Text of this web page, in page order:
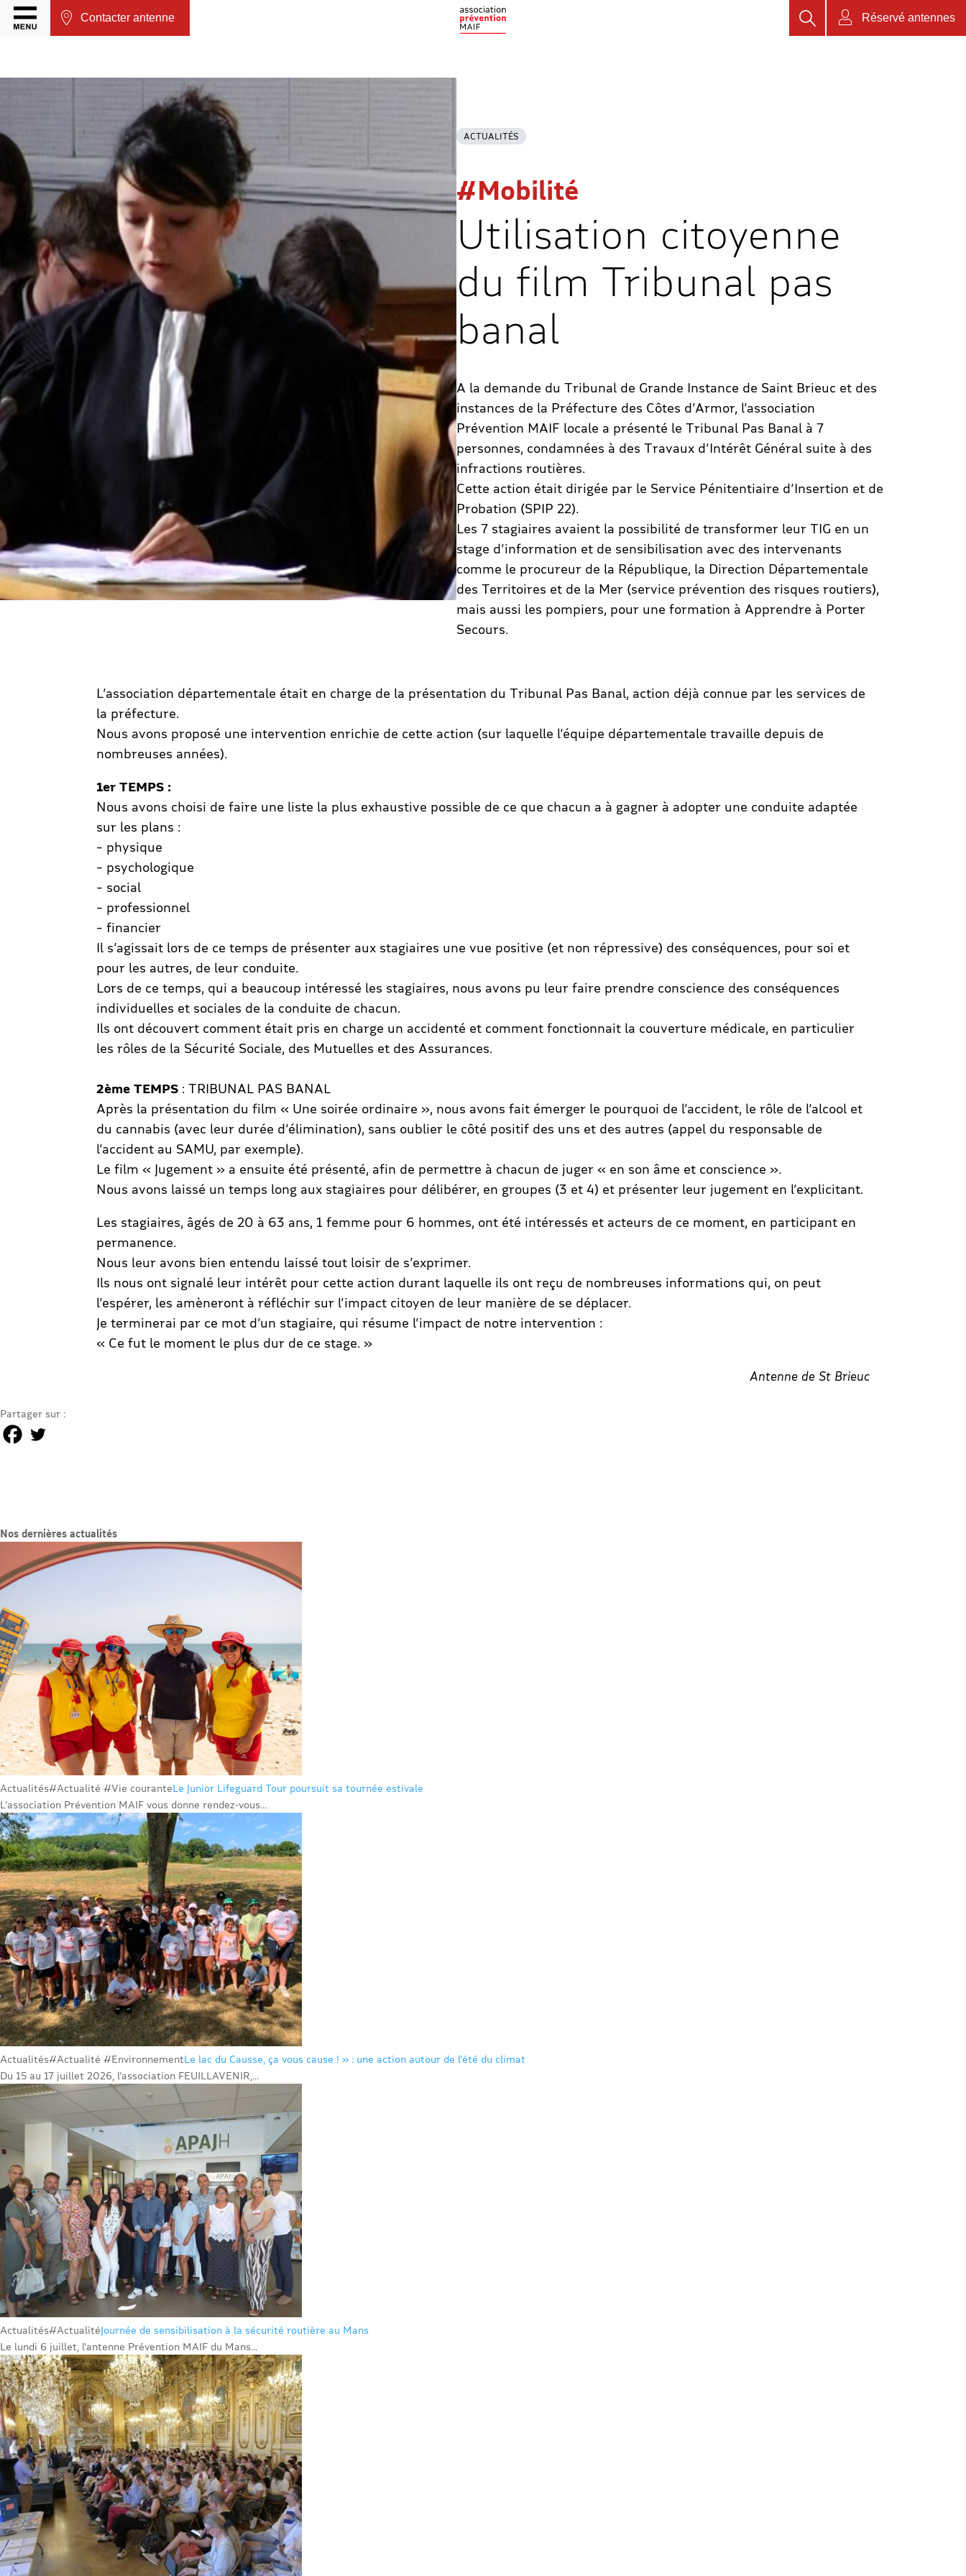
Contacter antenne Réservé antennes
Rechercher
ACTUALITÉS
#Mobilité
Utilisation citoyenne
du film Tribunal pas
banal
A la demande du Tribunal de Grande Instance de Saint Brieuc et des
instances de la Préfecture des Côtes d’Armor, l’association
Prévention MAIF locale a présenté le Tribunal Pas Banal à 7
personnes, condamnées à des Travaux d’Intérêt Général suite à des
infractions routières.
Cette action était dirigée par le Service Pénitentiaire d’Insertion et de
Probation (SPIP 22).
Les 7 stagiaires avaient la possibilité de transformer leur TIG en un
stage d’information et de sensibilisation avec des intervenants
comme le procureur de la République, la Direction Départementale
des Territoires et de la Mer (service prévention des risques routiers),
mais aussi les pompiers, pour une formation à Apprendre à Porter
Secours.
L’association départementale était en charge de la présentation du Tribunal Pas Banal, action déjà connue par les services de
la préfecture.
Nous avons proposé une intervention enrichie de cette action (sur laquelle l’équipe départementale travaille depuis de
nombreuses années).
1er TEMPS :
Nous avons choisi de faire une liste la plus exhaustive possible de ce que chacun a à gagner à adopter une conduite adaptée
sur les plans :
– physique
– psychologique
– social
– professionnel
– financier
Il s’agissait lors de ce temps de présenter aux stagiaires une vue positive (et non répressive) des conséquences, pour soi et
pour les autres, de leur conduite.
Lors de ce temps, qui a beaucoup intéressé les stagiaires, nous avons pu leur faire prendre conscience des conséquences
individuelles et sociales de la conduite de chacun.
Ils ont découvert comment était pris en charge un accidenté et comment fonctionnait la couverture médicale, en particulier
les rôles de la Sécurité Sociale, des Mutuelles et des Assurances.
2ème TEMPS : TRIBUNAL PAS BANAL
Après la présentation du film « Une soirée ordinaire », nous avons fait émerger le pourquoi de l’accident, le rôle de l’alcool et
du cannabis (avec leur durée d’élimination), sans oublier le côté positif des uns et des autres (appel du responsable de
l’accident au SAMU, par exemple).
Le film « Jugement » a ensuite été présenté, afin de permettre à chacun de juger « en son âme et conscience ».
Nous avons laissé un temps long aux stagiaires pour délibérer, en groupes (3 et 4) et présenter leur jugement en l’explicitant.
Les stagiaires, âgés de 20 à 63 ans, 1 femme pour 6 hommes, ont été intéressés et acteurs de ce moment, en participant en
permanence.
Nous leur avons bien entendu laissé tout loisir de s’exprimer.
Ils nous ont signalé leur intérêt pour cette action durant laquelle ils ont reçu de nombreuses informations qui, on peut
l’espérer, les amèneront à réfléchir sur l’impact citoyen de leur manière de se déplacer.
Je terminerai par ce mot d’un stagiaire, qui résume l’impact de notre intervention :
« Ce fut le moment le plus dur de ce stage. »
Antenne de St Brieuc
Partager sur :
Nos dernières actualités
Actualités#Actualité #Vie couranteLe Junior Lifeguard Tour poursuit sa tournée estivale
L’association Prévention MAIF vous donne rendez-vous...
Actualités#Actualité #EnvironnementLe lac du Causse, ça vous cause ! » : une action autour de l’été du climat
Du 15 au 17 juillet 2026, l’association FEUILLAVENIR,...
Actualités#ActualitéJournée de sensibilisation à la sécurité routière au Mans
Le lundi 6 juillet, l’antenne Prévention MAIF du Mans...